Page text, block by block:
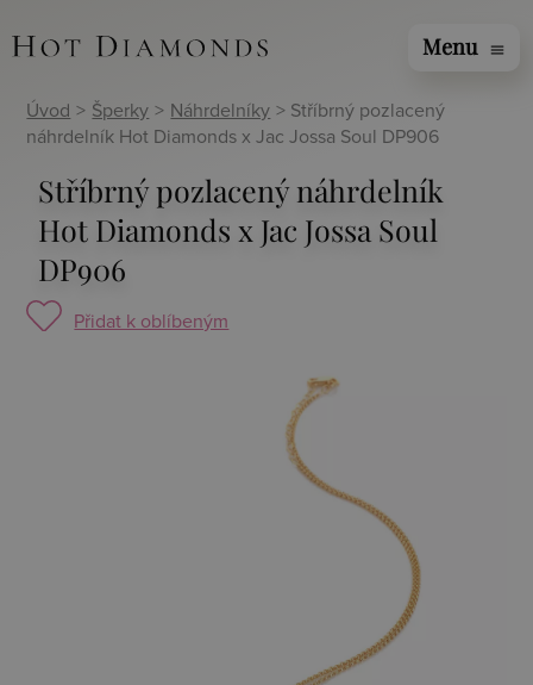
Menu menu
Úvod > Šperky > Náhrdelníky > Stříbrný pozlacený
náhrdelník Hot Diamonds x Jac Jossa Soul DP906
Stříbrný pozlacený náhrdelník
Hot Diamonds x Jac Jossa Soul
DP906
Přidat k oblíbeným